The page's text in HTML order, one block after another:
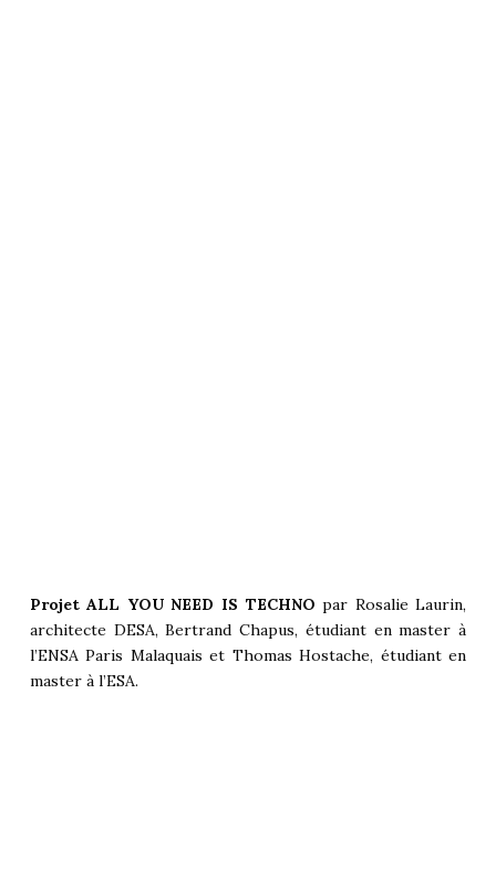
Projet ALL YOU NEED IS TECHNO par Rosalie Laurin,
architecte DESA, Bertrand Chapus, étudiant en master à
l’ENSA Paris Malaquais et Thomas Hostache, étudiant en
master à l’ESA.